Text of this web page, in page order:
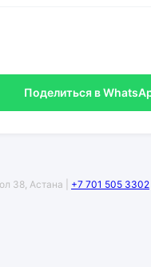
Поделиться в
38, Астана | +7 701 505 3302